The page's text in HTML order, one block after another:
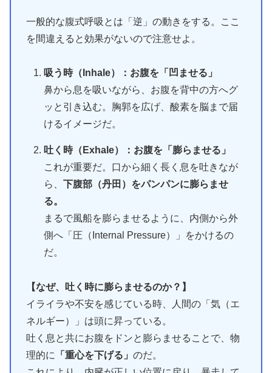
一般的な腹式呼吸とは「逆」の動きをする。ここ
を間違えると効果がないので注意せよ。
吸う時（Inhale）：お腹を「凹ませる」
鼻から息を吸いながら、お腹を背中の方へグ
ッと引き込む。胸郭を広げ、酸素を脳まで届
けるイメージだ。
吐く時（Exhale）：お腹を「膨らませる」
これが重要だ。口から細く長く息を吐きなが
ら、下腹部（丹田）をパンパンに膨らませ
る。
まるで風船を膨らませるように、内側から外
側へ「圧（Internal Pressure）」をかけるの
だ。
【なぜ、吐く時に膨らませるのか？】
イライラや不安を感じている時、人間の「気（エ
ネルギー）」は頭に昇っている。
吐く息と共にお腹をドンと膨らませることで、物
理的に
「重心を下げる」 のだ。